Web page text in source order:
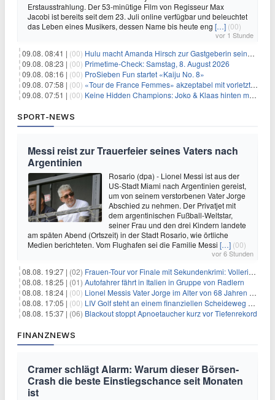
Erstausstrahlung. Der 53-minütige Film von Regisseur Max
Jacobi ist bereits seit dem 23. Juli online verfügbar und beleuchtet
das Leben eines Musikers, dessen Name bis heute eng […] (00)
vor 1 Stunde
09.08. 08:41 | (00) Hulu macht Amanda Hirsch zur Gastgeberin seines Reality-Podcasts
09.08. 08:23 | (00) Primetime-Check: Samstag, 8. August 2026
09.08. 08:16 | (00) ProSieben Fun startet «Kaiju No. 8»
09.08. 07:58 | (00) «Tour de France Femmes» akzeptabel mit vorletzter Etappe
09.08. 07:51 | (00) Keine Hidden Champions: Joko & Klaas hinten mit Best-Of
SPORT-NEWS
Messi reist zur Trauerfeier seines Vaters nach
Argentinien
Rosario (dpa) - Lionel Messi ist aus der
US-Stadt Miami nach Argentinien gereist,
um von seinem verstorbenen Vater Jorge
Abschied zu nehmen. Der Privatjet mit
dem argentinischen Fußball-Weltstar,
seiner Frau und den drei Kindern landete
am späten Abend (Ortszeit) in der Stadt Rosario, wie örtliche
Medien berichteten. Vom Flughafen sei die Familie Messi […] (00)
vor 6 Stunden
08.08. 19:27 | (02) Frauen-Tour vor Finale mit Sekundenkrimi: Vollering in Gelb
08.08. 18:25 | (01) Autofahrer fährt in Italien in Gruppe von Radlern
08.08. 18:24 | (00) Lionel Messis Vater Jorge im Alter von 68 Jahren gestorben
08.08. 17:05 | (00) LIV Golf steht an einem finanziellen Scheideweg auf der Suche nach neuen Investitionen
08.08. 15:37 | (06) Blackout stoppt Apnoetaucher kurz vor Tiefenrekord
FINANZNEWS
Cramer schlägt Alarm: Warum dieser Börsen-
Crash die beste Einstiegschance seit Monaten
ist